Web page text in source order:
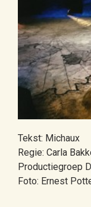
Tekst: Michaux
Regie: Carla
Productiegroep
Foto: Ernest